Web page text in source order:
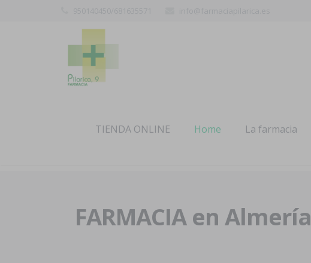
TIENDA ONLINE Home La farmacia
FARMACIA en Almería